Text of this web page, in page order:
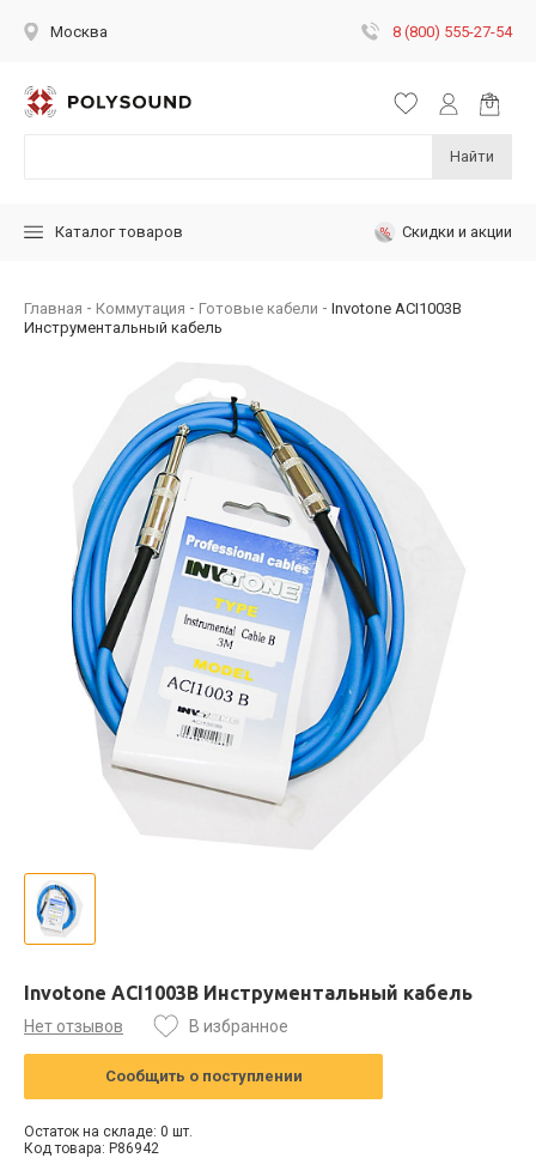
Москва 8 (800) 555-27-54
Найти
Каталог товаров Скидки и акции
Главная Коммутация Готовые кабели
Invotone ACI1003B
Инструментальный кабель
Invotone ACI1003B Инструментальный кабель
Нет отзывов В избранное
Сообщить о поступлении
Остаток на складе: 0 шт.
Код товара: P86942